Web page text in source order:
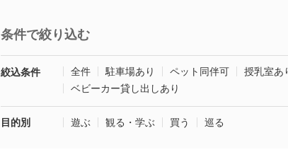
条件で絞り込む
絞込条件 全件 駐車場あり ペット同伴可 授乳室あ
ベビーカー貸し出しあり
目的別 遊ぶ 観る・学ぶ 買う 巡る